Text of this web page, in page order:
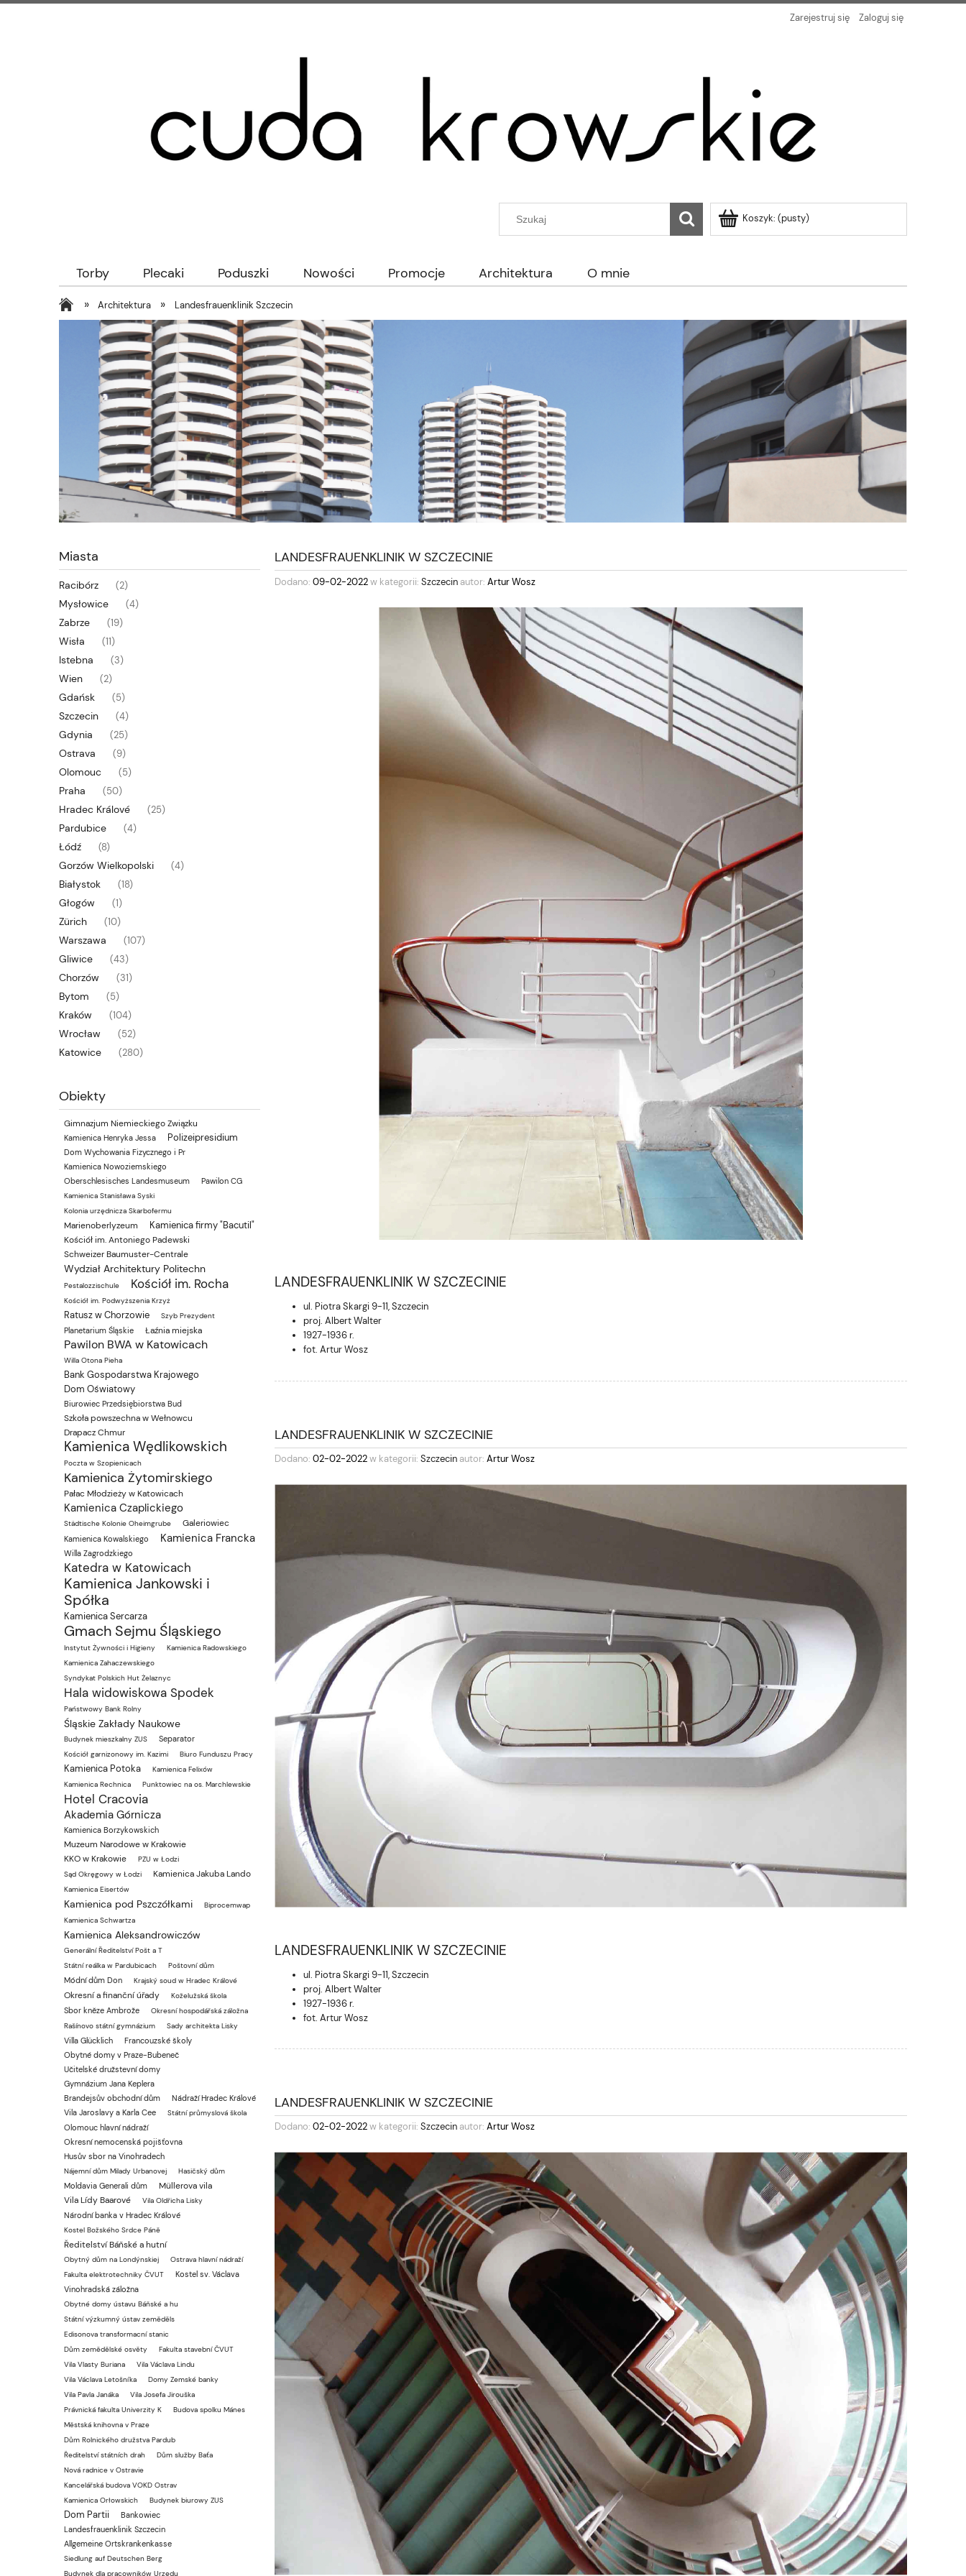
Zarejestruj się Zaloguj się
Koszyk: (pusty)
Torby Plecaki Poduszki Nowości Promocje Architektura O mnie
» Architektura » Landesfrauenklinik Szczecin
Miasta
Racibórz (2)
Mysłowice (4)
Zabrze (19)
Wisła (11)
Istebna (3)
Wien (2)
Gdańsk (5)
Szczecin (4)
Gdynia (25)
Ostrava (9)
Olomouc (5)
Praha (50)
Hradec Králové (25)
Pardubice (4)
Łódź (8)
Gorzów Wielkopolski (4)
Białystok (18)
Głogów (1)
Zürich (10)
Warszawa (107)
Gliwice (43)
Chorzów (31)
Bytom (5)
Kraków (104)
Wrocław (52)
Katowice (280)
Obiekty
Gimnazjum Niemieckiego Związku
Kamienica Henryka Jessa Polizeipresidium
Dom Wychowania Fizycznego i Pr
Kamienica Nowoziemskiego
Oberschlesisches Landesmuseum
Pawilon CG
Kamienica Stanisława Syski
Kolonia urzędnicza Skarbofermu
Marienoberlyzeum Kamienica firmy "Bacutil"
Kościół im. Antoniego Padewski
Schweizer Baumuster-Centrale
Wydział Architektury Politechn
Pestalozzischule Kościół im. Rocha
Kościół im. Podwyższenia Krzyż
Ratusz w Chorzowie Szyb Prezydent
Planetarium Śląskie Łaźnia miejska
Pawilon BWA w Katowicach
Willa Otona Pieha
Bank Gospodarstwa Krajowego
Dom Oświatowy
Biurowiec Przedsiębiorstwa Bud
Szkoła powszechna w Wełnowcu
Drapacz Chmur
Kamienica Wędlikowskich
Poczta w Szopienicach
Kamienica Żytomirskiego
Pałac Młodzieży w Katowicach
Kamienica Czaplickiego
Städtische Kolonie Oheimgrube Galeriowiec
Kamienica Kowalskiego Kamienica Francka
Willa Zagrodzkiego
Katedra w Katowicach
Kamienica Jankowski i
Spółka
Kamienica Sercarza
Gmach Sejmu Śląskiego
Instytut Żywności i Higieny
Kamienica Radowskiego
Kamienica Zahaczewskiego
Syndykat Polskich Hut Żelaznyc
Hala widowiskowa Spodek
Państwowy Bank Rolny
Śląskie Zakłady Naukowe
Budynek mieszkalny ZUS Separator
Kościół garnizonowy im. Kazimi Biuro Funduszu Pracy
Kamienica Potoka
Kamienica Felixów
Kamienica Rechnica
Punktowiec na os. Marchlewskie
Hotel Cracovia
Akademia Górnicza
Kamienica Borzykowskich
Muzeum Narodowe w Krakowie
KKO w Krakowie
PZU w Łodzi
Sąd Okręgowy w Łodzi
Kamienica Jakuba Lando
Kamienica Eisertów
Kamienica pod Pszczółkami
Biprocemwap
Kamienica Schwartza
Kamienica Aleksandrowiczów
Generální Ředitelství Pošt a T
Státní reálka w Pardubicach
Poštovní dům
Módní dům Don Krajský soud w Hradec Králové
Okresní a finanční úřady Koželužská škola
Sbor kněze Ambrože
Okresní hospodářská záložna
Rašínovo státní gymnázium
Sady architekta Lisky
Villa Glücklich
Francouzské školy
Obytné domy v Praze-Bubeneč
Učitelské družstevní domy
Gymnázium Jana Keplera
Brandejsův obchodní dům
Nádraží Hradec Králové
Vila Jaroslavy a Karla Cee
Státní průmyslová škola
Olomouc hlavní nádraží
Okresní nemocenská pojišťovna
Husův sbor na Vinohradech
Nájemní dům Milady Urbanovej Hasičský dům
Moldavia Generali dům
Müllerova vila
Vila Lídy Baarové
Vila Oldřicha Lisky
Národní banka v Hradec Králové
Kostel Božského Srdce Páně
Ředitelství Báňské a hutní
Obytný dům na Londýnskiej
Ostrava hlavní nádraží
Fakulta elektrotechniky ČVUT
Kostel sv. Václava
Vinohradská záložna
Obytné domy ústavu Báňské a hu
Státní výzkumný ústav zeměděls
Edisonova transformacní stanic
Dům zemědělské osvěty
Fakulta stavební ČVUT
Vila Vlasty Buriana
Vila Václava Lindu
Vila Václava Letošníka
Domy Zemské banky
Vila Pavla Janáka
Vila Josefa Jirouška
Právnická fakulta Univerzity K
Budova spolku Mánes
Městská knihovna v Praze
Dům Rolnického družstva Pardub
Ředitelství státních drah
Dům služby Baťa
Nová radnice v Ostravie
Kancelářská budova VOKD Ostrav
Kamienica Orłowskich
Budynek biurowy ZUS
Dom Partii
Bankowiec
Landesfrauenklinik Szczecin
Allgemeine Ortskrankenkasse
Siedlung auf Deutschen Berg
Budynek dla pracowników Urzędu
LANDESFRAUENKLINIK W SZCZECINIE
Dodano: 09-02-2022w kategorii: Szczecin autor: Artur Wosz
LANDESFRAUENKLINIK W SZCZECINIE
ul. Piotra Skargi 9-11, Szczecin
proj. Albert Walter
1927-1936 r.
fot. Artur Wosz
LANDESFRAUENKLINIK W SZCZECINIE
Dodano: 02-02-2022w kategorii: Szczecin autor: Artur Wosz
LANDESFRAUENKLINIK W SZCZECINIE
ul. Piotra Skargi 9-11, Szczecin
proj. Albert Walter
1927-1936 r.
fot. Artur Wosz
LANDESFRAUENKLINIK W SZCZECINIE
Dodano: 02-02-2022w kategorii: Szczecin autor: Artur Wosz